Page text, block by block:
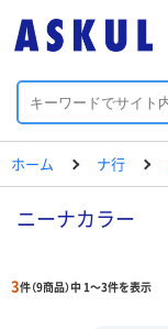
ホーム ナ行
ニーナカラー
3件（9商品）中 1～3件を表示